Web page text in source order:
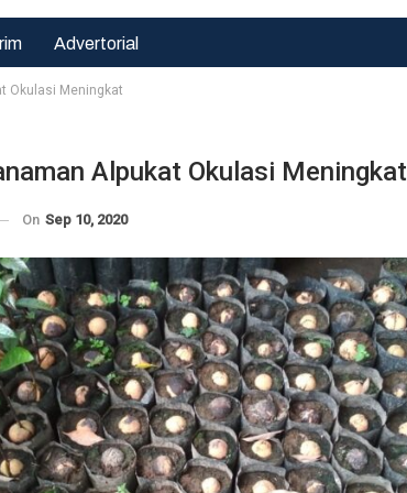
Advertorial
Okulasi Meningkat
Alpukat Okulasi Meningkat
On Sep 10, 2020